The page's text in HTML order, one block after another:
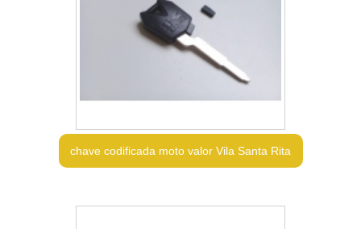
chave codificada moto valor Vila Santa Rita